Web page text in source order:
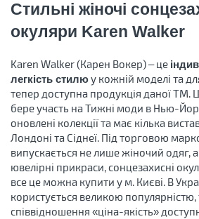
Стильні жіночі
окуляри Karen Walker
Karen Walker (Карен Вокер) – це
легкість стилюу кожній моделі та
тепер доступна продукція даної ТМ.
бере участь на Тижні моди в Нью-
оновлені колекції та має кілька
Лондоні та Сіднеї. Під торговою
випускається не лише жіночий одяг,
ювелірні прикраси, сонцезахисні
все це можна купити у м. Києві. В
користується великою
співвідношення «ціна-якість»